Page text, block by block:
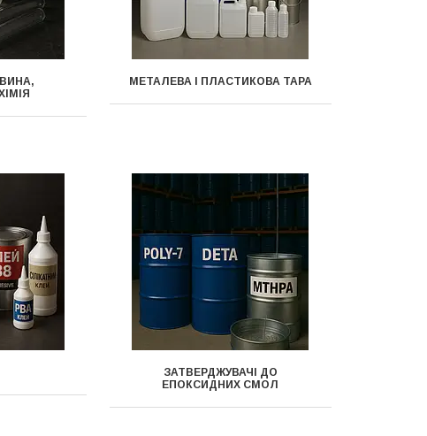
МЕТАЛЕВА І ПЛАСТИКОВА ТАРА
ЗАТВЕРДЖУВАЧІ ДО
ЕПОКСИДНИХ СМОЛ